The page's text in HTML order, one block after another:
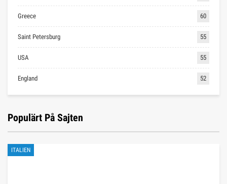
Greece 60
Saint Petersburg 55
USA 55
England 52
Populärt På Sajten
ITALIEN